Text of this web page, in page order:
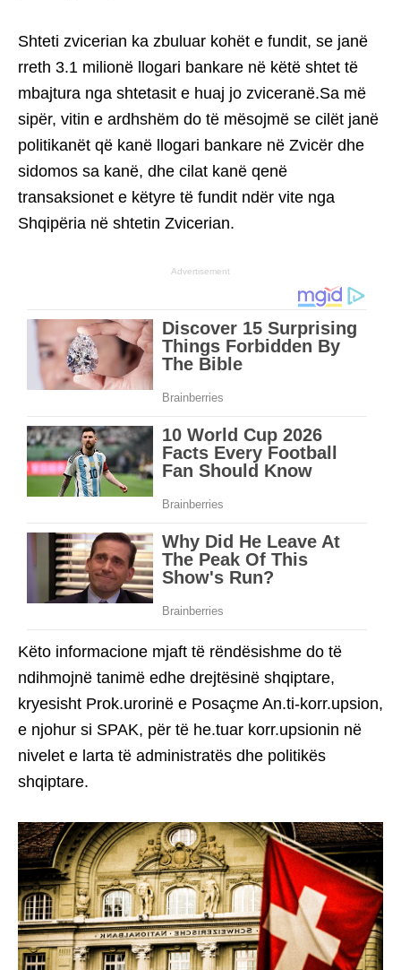
Shteti zvicerian ka zbuluar kohët e fundit, se janë
rreth 3.1 milionë llogari bankare në këtë shtet të
mbajtura nga shtetasit e huaj jo zviceranë.Sa më
sipër, vitin e ardhshëm do të mësojmë se cilët janë
politikanët që kanë llogari bankare në Zvicër dhe
sidomos sa kanë, dhe cilat kanë qenë
transaksionet e këtyre të fundit ndër vite nga
Shqipëria në shtetin Zvicerian.
Advertisement
Këto informacione mjaft të rëndësishme do të
ndihmojnë tanimë edhe drejtësinë shqiptare,
kryesisht Prok.urorinë e Posaçme An.ti-korr.upsion,
e njohur si SPAK, për të he.tuar korr.upsionin në
nivelet e larta të administratës dhe politikës
shqiptare.